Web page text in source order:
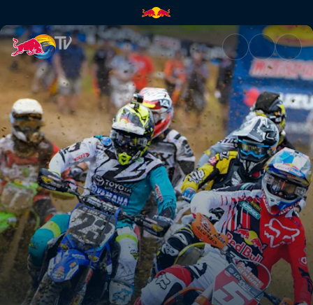
Ground Control | Red Bull TV